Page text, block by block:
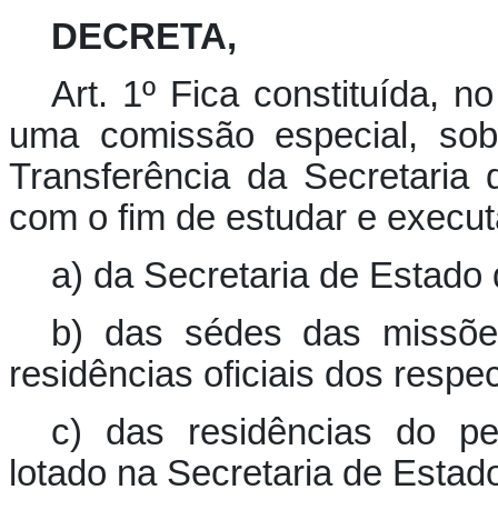
DECRETA,
Art. 1º Fica constituída,
uma comissão especial,
Transferência da Secretaria
com o fim de estudar e
a) da Secretaria de
b) das sédes das
residências oficiais dos
c) das residências do
lotado na Secretaria de